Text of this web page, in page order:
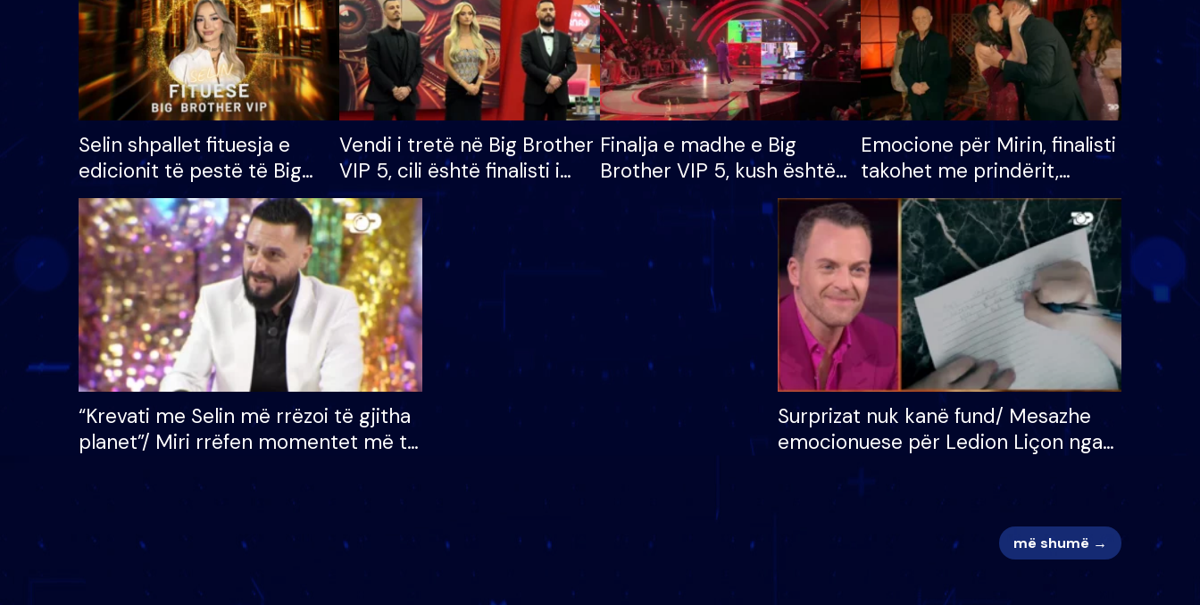
Selin shpallet fituesja e
edicionit të pestë të Big
Brother VIP, rrëmben
çmimin e madh prej 100
mijë eurosh
Vendi i tretë në Big Brother
VIP 5, cili është finalisti i
radhës që lë shtëpinë
Finalja e madhe e Big
Brother VIP 5, kush është
banori i parë që lë shtëpinë
dhe humb mundësinë për
të fituar çmimin e madh
Emocione për Mirin, finalisti
takohet me prindërit,
vajzën dhe bashkëshorten:
S’kemi ndonjë letër divorci
apo jo?
“Krevati me Selin më rrëzoi të gjitha
planet”/ Miri rrëfen momentet më të
mungojë zilja e mëngjesit kur…
Surprizat nuk kanë fund/ Mesazhe
emocionuese për Ledion Liçon nga
më shumë →